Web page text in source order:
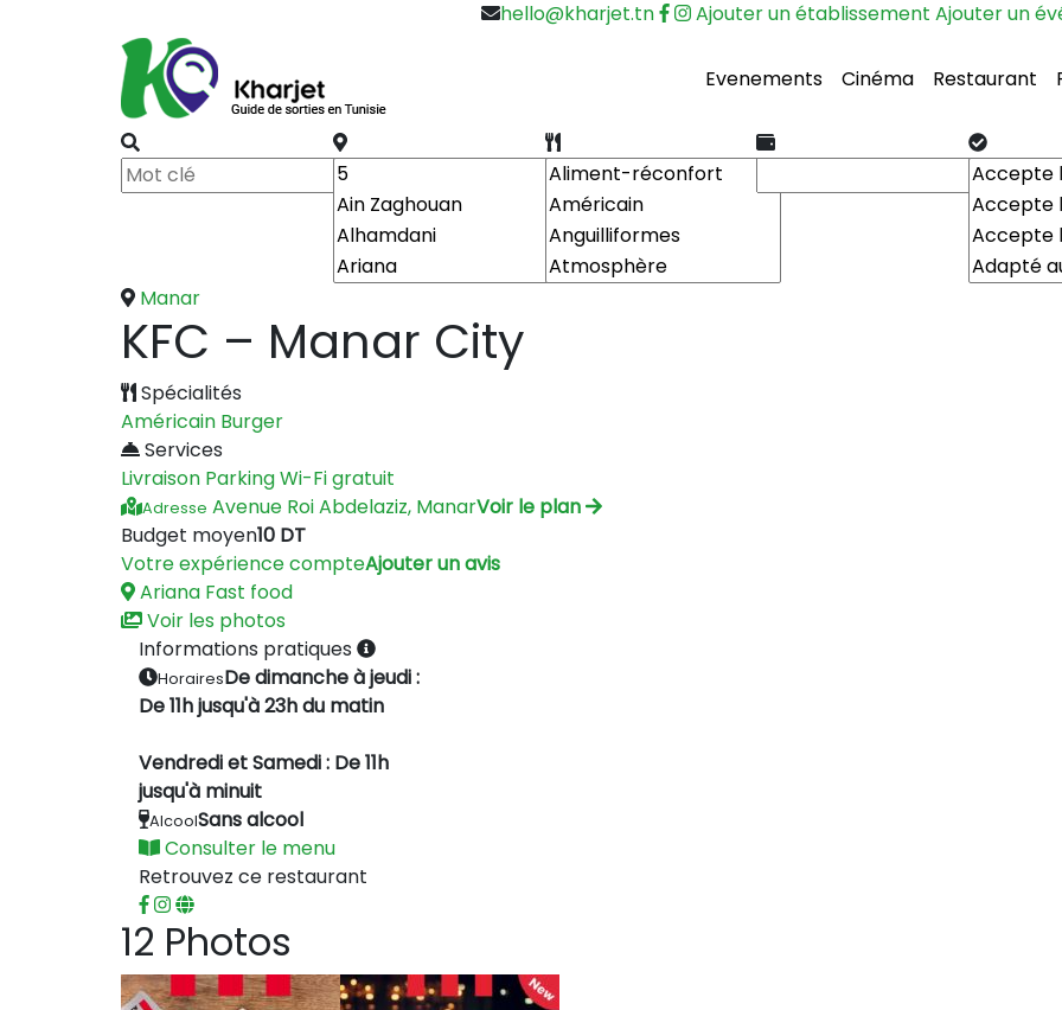
hello@kharjet.tn Ajouter un établissement Ajouter un
Evenements Cinéma Restaurant
Manar
KFC – Manar City
Spécialités
Américain Burger
Services
Livraison ParkingWi-Fi gratuit
Adresse Avenue Roi Abdelaziz, ManarVoir le plan
Budget moyen10 DT
Votre expérience compteAjouter un avis
Ariana Fast food
Voir les photos
Informations pratiques
HorairesDe dimanche à jeudi :
De 11h jusqu'à 23h du matin
Vendredi et Samedi : De 11h
jusqu'à minuit
AlcoolSans alcool
Consulter le menu
Retrouvez ce restaurant
12 Photos